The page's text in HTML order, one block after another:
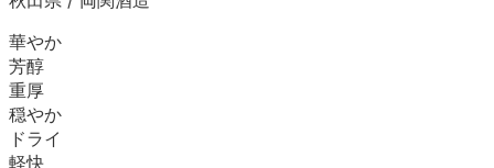
華やか
芳醇
重厚
穏やか
ドライ
軽快